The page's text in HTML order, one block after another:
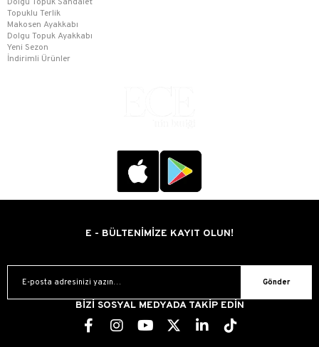
Topuklu Terlik
Makosen Ayakkabı
Dolgu Topuk Ayakkabı
Yeni Sezon
İndirimli Ürünler
E - BÜLTENİMİZE KAYIT OLUN!
Gönder
BİZİ SOSYAL MEDYADA TAKİP EDİN